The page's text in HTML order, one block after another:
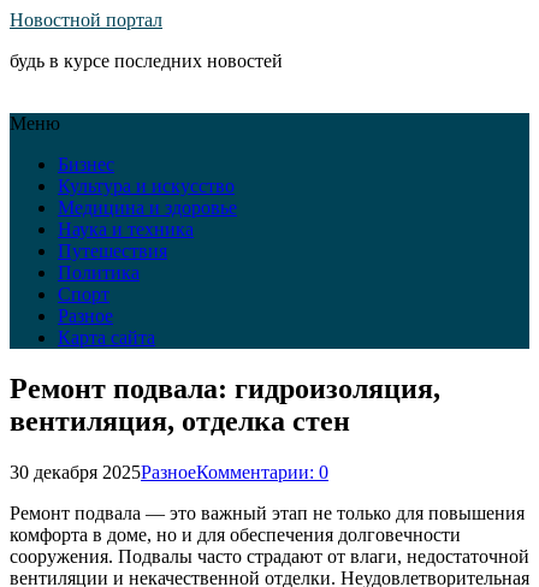
Новостной портал
будь в курсе последних новостей
Меню
Бизнес
Культура и искусство
Медицина и здоровье
Наука и техника
Путешествия
Политика
Спорт
Разное
Карта сайта
Ремонт подвала: гидроизоляция,
вентиляция, отделка стен
30 декабря 2025РазноеКомментарии: 0
Ремонт подвала — это важный этап не только для повышения
комфорта в доме, но и для обеспечения долговечности
сооружения. Подвалы часто страдают от влаги, недостаточной
вентиляции и некачественной отделки. Неудовлетворительная